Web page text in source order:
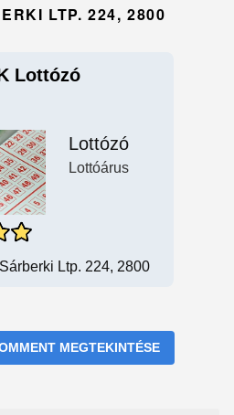
LTP. 224, 2800
Lottózó
Lottózó
Lottóárus
Ltp. 224, 2800
MEGTEKINTÉSE